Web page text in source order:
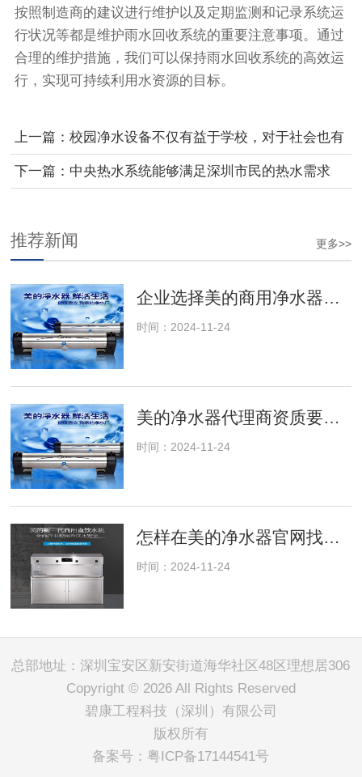
按照制造商的建议进行维护以及定期监测和记录系统运
行状况等都是维护雨水回收系统的重要注意事项。通过
合理的维护措施，我们可以保持雨水回收系统的高效运
行，实现可持续利用水资源的目标。
上一篇： 校园净水设备不仅有益于学校，对于社会也有
很大的贡献。
下一篇： 中央热水系统能够满足深圳市民的热水需求
更多>>
推荐新闻
时间：2024-11-24
美的净水器代理商资质要求及审核流程
时间：2024-11-24
时间：2024-11-24
总部地址：深圳宝安区新安街道海华社区48区理想居306
Copyright © 2026 All Rights Reserved
碧康工程科技（深圳）有限公司
版权所有
备案号：粤ICP备17144541号